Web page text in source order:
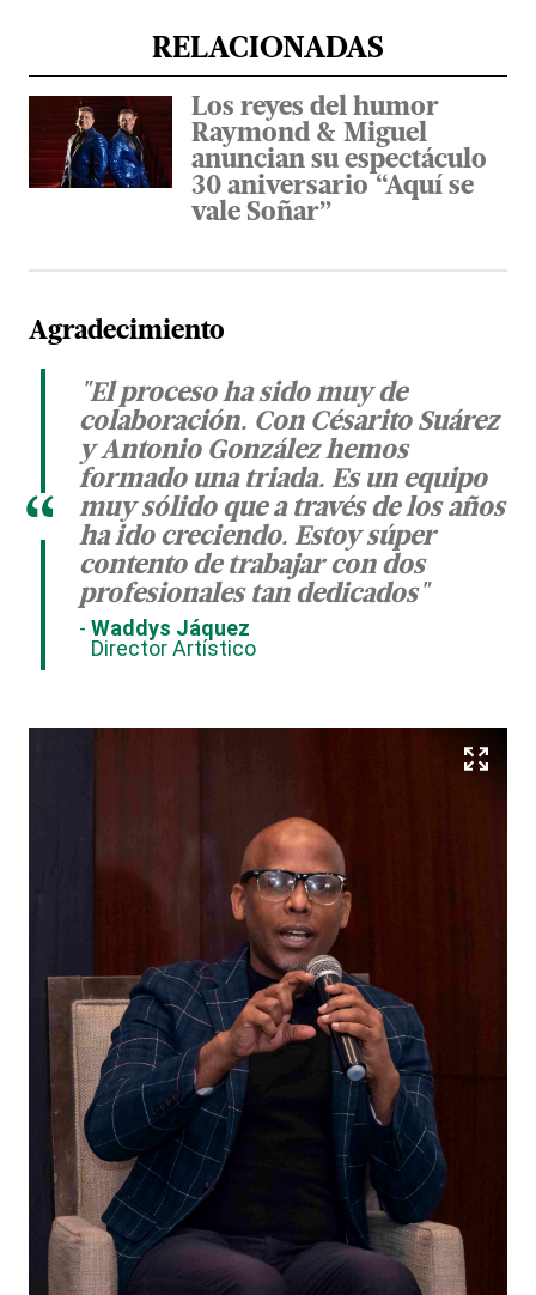
RELACIONADAS
Los reyes del humor
Raymond & Miguel
anuncian su espectáculo
30 aniversario “Aquí se
vale Soñar”
Agradecimiento
"El proceso ha sido muy de
colaboración. Con Césarito Suárez
y Antonio González hemos
formado una triada. Es un equipo
muy sólido que a través de los años
ha ido creciendo. Estoy súper
contento de trabajar con dos
profesionales tan dedicados"
Waddys Jáquez
Director Artístico
“